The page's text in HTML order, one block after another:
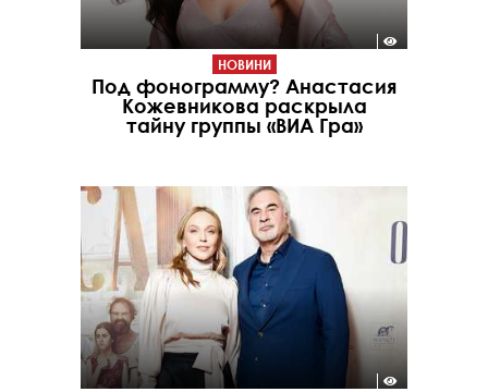
НОВИНИ
Под фонограмму? Анастасия
Кожевникова раскрыла
тайну группы «ВИА Гра»